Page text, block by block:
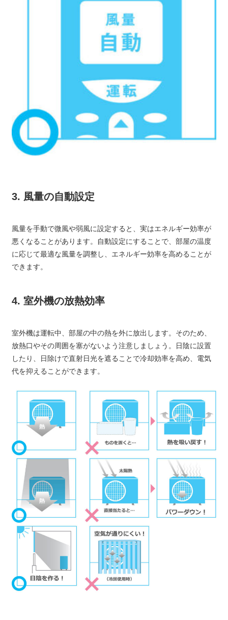
3. 風量の自動設定
風量を手動で微風や弱風に設定すると、実はエネルギー効率が
悪くなることがあります。自動設定にすることで、部屋の温度
に応じて最適な風量を調整し、エネルギー効率を高めることが
できます。
4. 室外機の放熱効率
室外機は運転中、部屋の中の熱を外に放出します。そのため、
放熱口やその周囲を塞がないよう注意しましょう。日陰に設置
したり、日除けで直射日光を遮ることで冷却効率を高め、電気
代を抑えることができます。